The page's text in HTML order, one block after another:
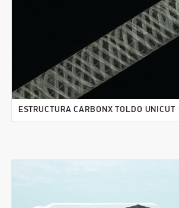
ESTRUCTURA CARBONX TOLDO